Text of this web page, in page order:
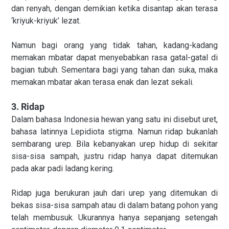
dan renyah, dengan demikian ketika disantap akan terasa
‘kriyuk-kriyuk’ lezat.
Namun bagi orang yang tidak tahan, kadang-kadang
memakan mbatar dapat menyebabkan rasa gatal-gatal di
bagian tubuh. Sementara bagi yang tahan dan suka, maka
memakan mbatar akan terasa enak dan lezat sekali.
3. Ridap
Dalam bahasa Indonesia hewan yang satu ini disebut uret,
bahasa latinnya Lepidiota stigma. Namun ridap bukanlah
sembarang urep. Bila kebanyakan urep hidup di sekitar
sisa-sisa sampah, justru ridap hanya dapat ditemukan
pada akar padi ladang kering.
Ridap juga berukuran jauh dari urep yang ditemukan di
bekas sisa-sisa sampah atau di dalam batang pohon yang
telah membusuk. Ukurannya hanya sepanjang setengah